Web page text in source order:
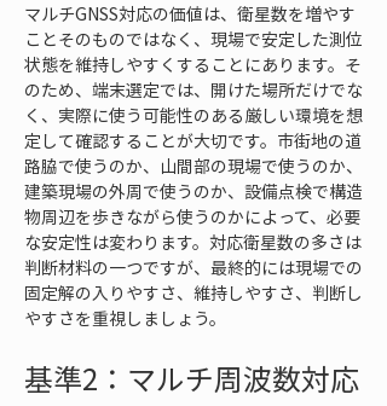
マルチGNSS対応の価値は、衛星数を増やす
ことそのものではなく、現場で安定した測位
状態を維持しやすくすることにあります。そ
のため、端末選定では、開けた場所だけでな
く、実際に使う可能性のある厳しい環境を想
定して確認することが大切です。市街地の道
路脇で使うのか、山間部の現場で使うのか、
建築現場の外周で使うのか、設備点検で構造
物周辺を歩きながら使うのかによって、必要
な安定性は変わります。対応衛星数の多さは
判断材料の一つですが、最終的には現場での
固定解の入りやすさ、維持しやすさ、判断し
やすさを重視しましょう。
基準2：マルチ周波数対応